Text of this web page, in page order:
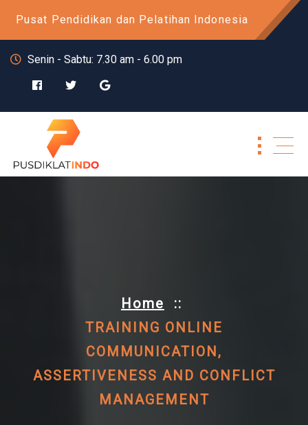
Pusat Pendidikan dan Pelatihan Indonesia
Senin - Sabtu: 7.30 am - 6.00 pm
Home ::
TRAINING ONLINE
COMMUNICATION,
ASSERTIVENESS AND CONFLICT
MANAGEMENT